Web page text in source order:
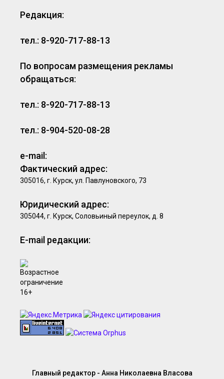
Редакция:
тел.: 8-920-717-88-13
По вопросам размещения рекламы
обращаться:
тел.: 8-920-717-88-13
тел.: 8-904-520-08-28
e-mail:
Фактический адрес:
305016, г. Курск, ул. Павлуновского, 73
Юридический адрес:
305044, г. Курск, Соловьиный переулок, д. 8
E-mail редакции:
Главный редактор - Анна Николаевна Власова